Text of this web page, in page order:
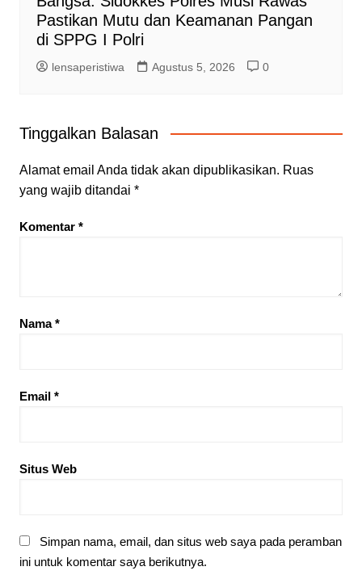
Pastikan Mutu dan Keamanan Pangan
di SPPG I Polri
lensaperistiwa Agustus 5, 2026 0
Tinggalkan Balasan
Alamat email Anda tidak akan dipublikasikan. Ruas
yang wajib ditandai *
Komentar *
Nama*
Email *
Situs Web
Simpan nama, email, dan situs web saya pada peramban
ini untuk komentar saya berikutnya.